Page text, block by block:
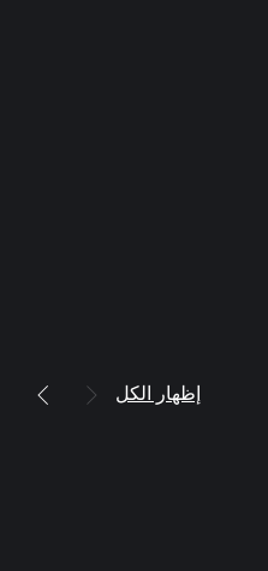
إظهار الكل